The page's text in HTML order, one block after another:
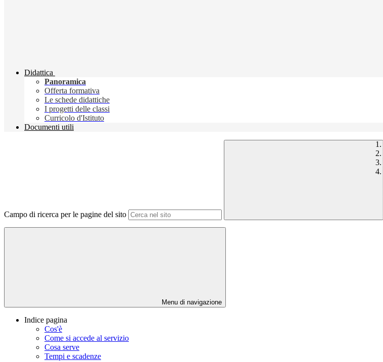
Didattica
Panoramica
Offerta formativa
Le schede didattiche
I progetti delle classi
Curricolo d'Istituto
Documenti utili
Campo di ricerca per le pagine del sito
Menu di navigazione
Indice pagina
Cos'è
Come si accede al servizio
Cosa serve
Tempi e scadenze